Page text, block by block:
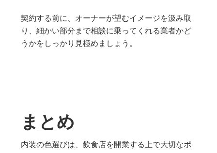
契約する前に、オーナーが望むイメージを汲み取
り、細かい部分まで相談に乗ってくれる業者かど
うかをしっかり見極めましょう。
まとめ
内装の色選びは、飲食店を開業する上で大切なポ